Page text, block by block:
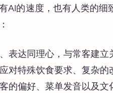
AI的速度，也有人类的
表达同理心，与常客建立
应对特殊饮食要求、复杂
的偏好、菜单发音以及文